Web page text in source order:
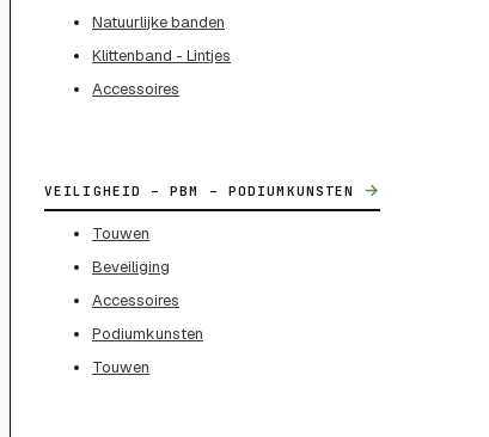
Natuurlijke banden
Klittenband - Lintjes
Accessoires
VEILIGHEID – PBM – PODIUMKUNSTEN →
Touwen
Beveiliging
Accessoires
Podiumkunsten
Touwen